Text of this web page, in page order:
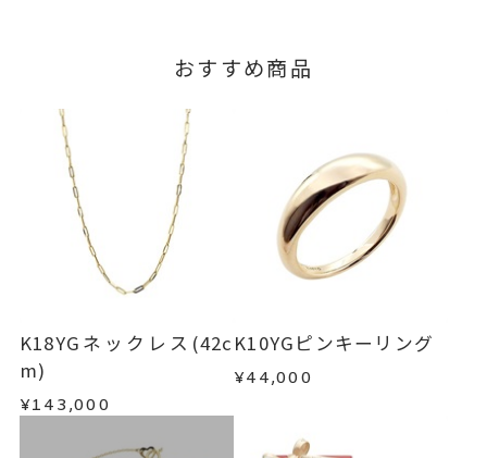
おすすめ商品
K18YGネックレス(42c
m)
¥143,000
K10YGピンキーリング
¥44,000